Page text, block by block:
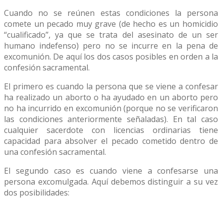
Cuando no se reúnen estas condiciones la persona
comete un pecado muy grave (de hecho es un homicidio
“cualificado”, ya que se trata del asesinato de un ser
humano indefenso) pero no se incurre en la pena de
excomunión. De aquí los dos casos posibles en orden a la
confesión sacramental.
El primero es cuando la persona que se viene a confesar
ha realizado un aborto o ha ayudado en un aborto pero
no ha incurrido en excomunión (porque no se verificaron
las condiciones anteriormente señaladas). En tal caso
cualquier sacerdote con licencias ordinarias tiene
capacidad para absolver el pecado cometido dentro de
una confesión sacramental.
El segundo caso es cuando viene a confesarse una
persona excomulgada. Aquí debemos distinguir a su vez
dos posibilidades: